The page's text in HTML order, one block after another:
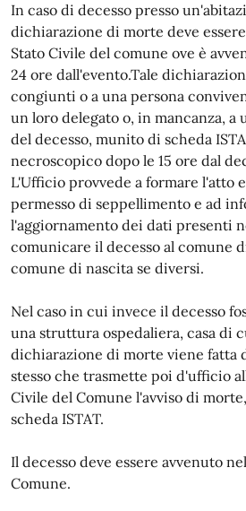
In caso di decesso presso
dichiarazione di morte deve
Stato Civile del comune ove è
24 ore dall'evento.Tale
congiunti o a una persona
un loro delegato o, in mancanza, a
del decesso, munito di scheda
necroscopico dopo le 15 ore dal
L'Ufficio provvede a formare l'atto
permesso di seppellimento e ad
l'aggiornamento dei dati presenti
comunicare il decesso al comune
comune di nascita se diversi.
Nel caso in cui invece il decesso
una struttura ospedaliera, casa di
dichiarazione di morte viene fatta
stesso che trasmette poi d'ufficio
Civile del Comune l'avviso di
scheda ISTAT.
Il decesso deve essere avvenuto
Comune.